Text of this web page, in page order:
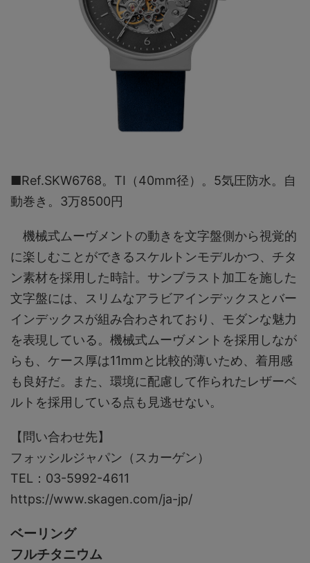
■Ref.SKW6768。TI（40mm径）。5気圧防水。自
動巻き。3万8500円
機械式ムーヴメントの動きを文字盤側から視覚的
に楽しむことができるスケルトンモデルかつ、チタ
ン素材を採用した時計。サンブラスト加工を施した
文字盤には、スリムなアラビアインデックスとバー
インデックスが組み合わされており、モダンな魅力
を表現している。機械式ムーヴメントを採用しなが
らも、ケース厚は11mmと比較的薄いため、着用感
も良好だ。また、環境に配慮して作られたレザーベ
ルトを採用している点も見逃せない。
【問い合わせ先】
フォッシルジャパン（スカーゲン）
TEL：03-5992-4611
https://www.skagen.com/ja-jp/
ベーリング
フルチタニウム